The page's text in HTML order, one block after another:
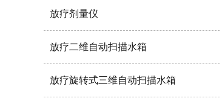
放疗剂量仪
放疗二维自动扫描水箱
放疗旋转式三维自动扫描水箱